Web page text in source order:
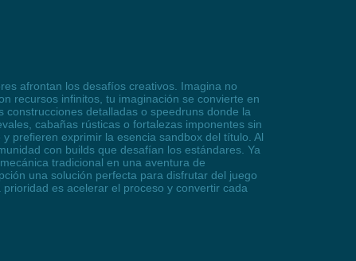
afrontan los desafíos creativos. Imagina no
recursos infinitos, tu imaginación se convierte en
detalladas o speedruns donde la
cabañas rústicas o fortalezas imponentes sin
prefieren exprimir la esencia sandbox del título. Al
con builds que desafían los estándares. Ya
tradicional en una aventura de
una solución perfecta para disfrutar del juego
es acelerar el proceso y convertir cada